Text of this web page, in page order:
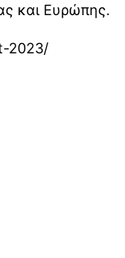
και Ευρώπης.
2023/